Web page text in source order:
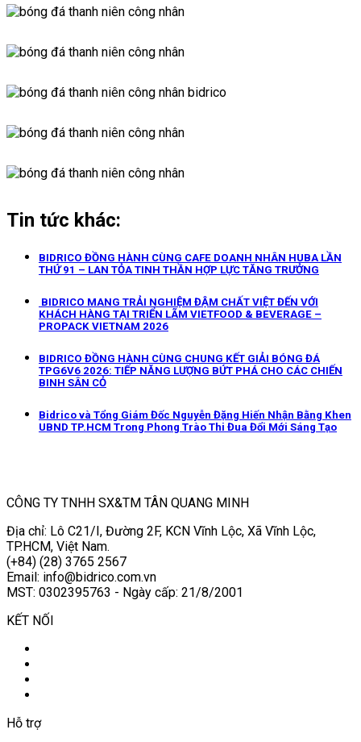
Tin tức khác:
BIDRICO ĐỒNG HÀNH CÙNG CAFE DOANH NHÂN HUBA LẦN
THỨ 91 – LAN TỎA TINH THẦN HỢP LỰC TĂNG TRƯỞNG
BIDRICO MANG TRẢI NGHIỆM ĐẬM CHẤT VIỆT ĐẾN VỚI
KHÁCH HÀNG TẠI TRIỂN LÃM VIETFOOD & BEVERAGE –
PROPACK VIETNAM 2026
BIDRICO ĐỒNG HÀNH CÙNG CHUNG KẾT GIẢI BÓNG ĐÁ
TPG6V6 2026: TIẾP NĂNG LƯỢNG BỨT PHÁ CHO CÁC CHIẾN
BINH SÂN CỎ
Bidrico và Tổng Giám Đốc Nguyễn Đặng Hiến Nhận Bằng Khen
UBND TP.HCM Trong Phong Trào Thi Đua Đổi Mới Sáng Tạo
CÔNG TY TNHH SX&TM TÂN QUANG MINH
Địa chỉ: Lô C21/I, Đường 2F, KCN Vĩnh Lộc, Xã Vĩnh Lộc,
TP.HCM, Việt Nam.
(+84) (28) 3765 2567
Email: info@bidrico.com.vn
MST: 0302395763 - Ngày cấp: 21/8/2001
KẾT NỐI
Hỗ trợ